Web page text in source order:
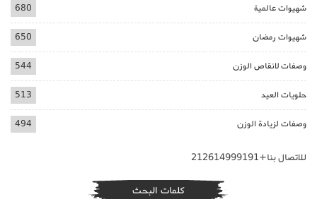
شهيوات عالمية 680
شهيوات رمضان 650
وصفات لانقاص الوزن 544
حلويات العيد 513
وصفات لزيادة الوزن 494
للاتصال بنا+212614999191
كلمات البحث